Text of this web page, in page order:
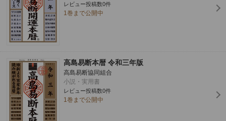
レビュー投稿数0件
1巻まで公開中
高島易断本暦 令和三年版
高島易断協同組合
小説・実用書
レビュー投稿数0件
1巻まで公開中